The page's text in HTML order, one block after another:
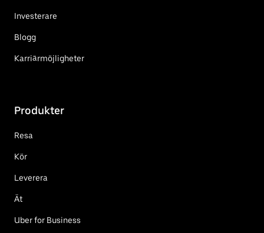
Investerare
Blogg
Karriärmöjligheter
Produkter
Resa
Kör
Leverera
Ät
Uber for Business